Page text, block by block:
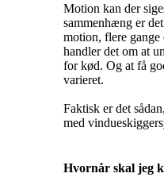
Motion kan der
sammenhæng er
motion, flere
handler det om at
for kød. Og at få
varieret.
Faktisk er det
med
Hvornår skal jeg